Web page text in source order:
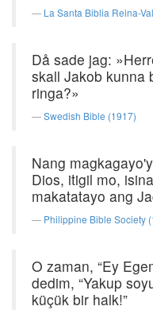
La Santa Biblia Reina-
Då sade jag:
skall Jakob kunna
ringa?»
Swedish Bible (1917)
Nang
Dios, itigil mo,
makatatayo ang
Philippine Bible Society
O zaman, “Ey
dedim, “Yakup
küçük bir halk!”